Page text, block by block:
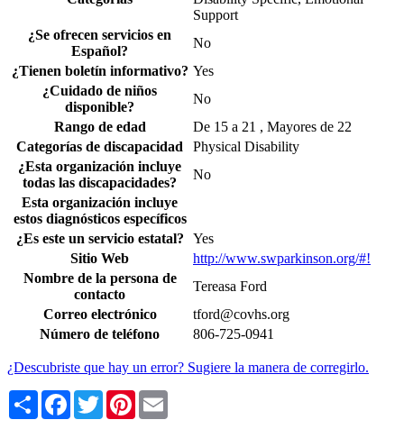
Support
¿Se ofrecen servicios en
Español?
No
¿Tienen boletín informativo? Yes
¿Cuidado de niños
disponible?
No
Rango de edad
De 15 a 21 , Mayores de 22
Categorías de discapacidad
Physical Disability
¿Esta organización incluye
todas las discapacidades?
No
Esta organización incluye
estos diagnósticos específicos
¿Es este un servicio estatal?
Yes
Sitio Web
http://www.swparkinson.org/#!
Nombre de la persona de
contacto
Tereasa Ford
Correo electrónico
tford@covhs.org
Número de teléfono
806-725-0941
¿Descubriste que hay un error? Sugiere la manera de corregirlo.
Share Facebook
TwitterPinterest